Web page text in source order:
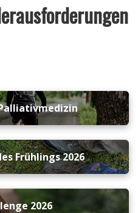
Frühlings 2026
2026